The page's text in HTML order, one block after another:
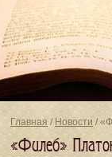
Главная / Новости /
«Филеб»